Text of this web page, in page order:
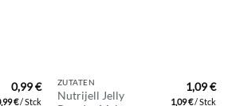
0,99€
€/Stck
ZUTATEN
Nutrijell Jelly
1,09€
1,09€/Stck